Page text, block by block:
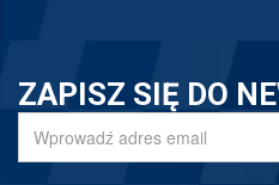
ZAPISZ SIĘ DO